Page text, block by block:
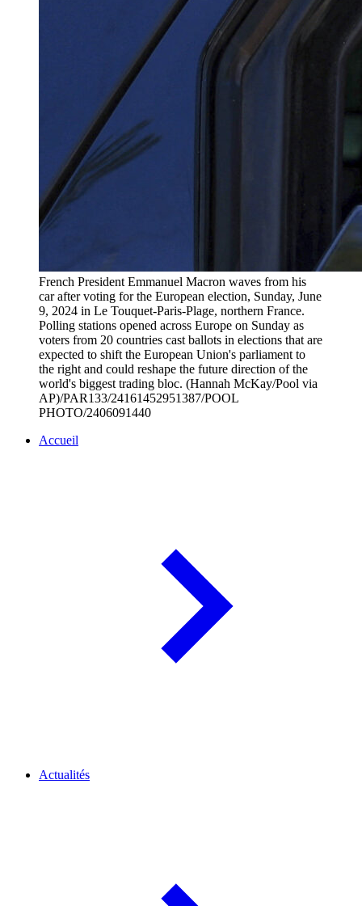
French President Emmanuel Macron waves from his
car after voting for the European election, Sunday, June
9, 2024 in Le Touquet-Paris-Plage, northern France.
Polling stations opened across Europe on Sunday as
voters from 20 countries cast ballots in elections that are
expected to shift the European Union's parliament to
the right and could reshape the future direction of the
world's biggest trading bloc. (Hannah McKay/Pool via
AP)/PAR133/24161452951387/POOL
PHOTO/2406091440
Accueil
Actualités